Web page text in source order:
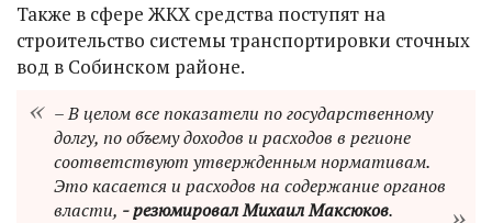
Также в сфере ЖКХ средства поступят на
строительство системы транспортировки сточных
вод в Собинском районе.
– В целом все показатели по государственному
долгу, по объему доходов и расходов в регионе
соответствуют утвержденным нормативам.
Это касается и расходов на содержание органов
власти, - резюмировал Михаил Максюков.